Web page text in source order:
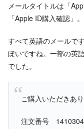
メールタイトルは「
「Apple ID購入確認」。
すべて英語のメールで
ぽいですね。一部の英
でした。
ご購入いただきあ
注文番号